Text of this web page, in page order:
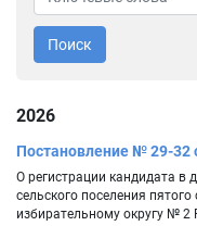
Поиск
2026
Постановление № 29-32
О регистрации кандидата в
сельского поселения
избирательному округу № 2